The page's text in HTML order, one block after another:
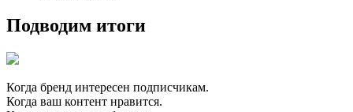
Подводим итоги
Когда бренд интересен подписчикам.
Когда ваш контент нравится.